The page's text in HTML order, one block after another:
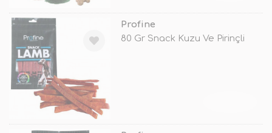
Profine
80 Gr Snack Kuzu Ve Pirinçli